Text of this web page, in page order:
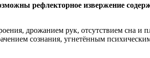
рефлекторное извержение
дрожанием рук, отсутствием сна
сознания, угнетённым